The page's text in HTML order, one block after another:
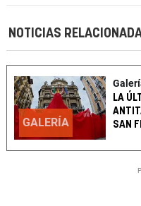
NOTICIAS
GALERÍA
LA
SAN